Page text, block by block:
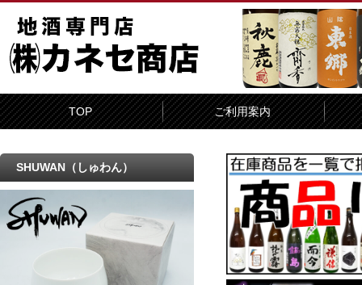
TOP ご利用案内
SHUWAN（しゅわん）